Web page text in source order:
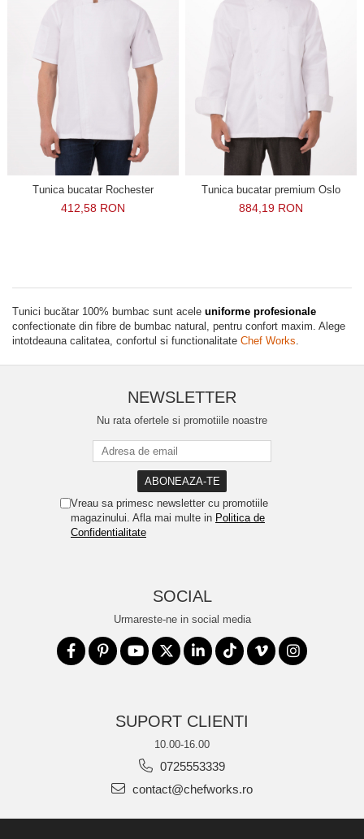
Tunica bucatar Rochester
412,58 RON
Tunica bucatar premium Oslo
884,19 RON
Tunici bucătar 100% bumbac sunt acele uniforme profesionale
confectionate din fibre de bumbac natural, pentru confort maxim. Alege
intotdeauna calitatea, confortul si functionalitate Chef Works
NEWSLETTER
Nu rata ofertele si promotiile noastre
Vreau sa primesc newsletter cu promotiile
magazinului. Afla mai multe in Politica de
Confidentialitate
SOCIAL
Urmareste-ne in social media
SUPORT CLIENTI
10.00-16.00
0725553339
contact@chefworks.ro